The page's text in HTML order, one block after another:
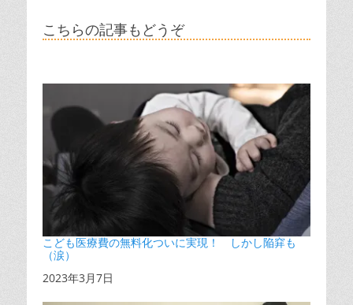
こちらの記事もどうぞ
こども医療費の無料化ついに実現！ しかし陥穽も
（涙）
日付
2023年3月7日